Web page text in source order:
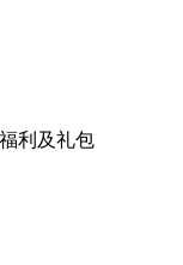
福利 及礼包